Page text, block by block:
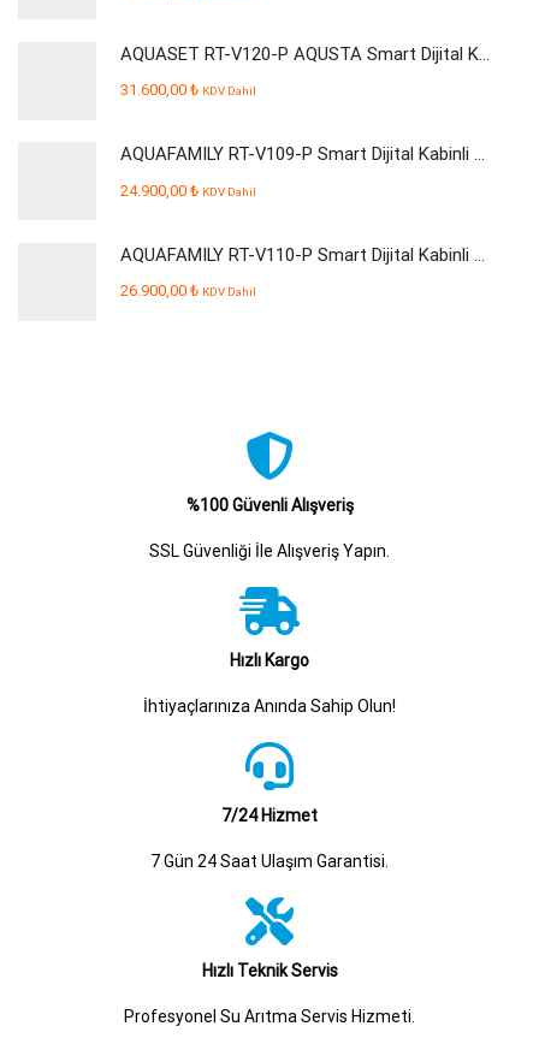
AQUASET RT-V120-P AQUSTA Smart Dijital Kabinli Pompalı Su Arıtma Cihazı
31.600,00 ₺ KDV Dahil
AQUAFAMILY RT-V109-P Smart Dijital Kabinli Pompalı Su Arıtma Cihazı
24.900,00 ₺ KDV Dahil
AQUAFAMILY RT-V110-P Smart Dijital Kabinli Pompalı Su Arıtma Cihazı
26.900,00 ₺ KDV Dahil
%100 Güvenli Alışveriş
SSL Güvenliği İle Alışveriş Yapın.
Hızlı Kargo
İhtiyaçlarınıza Anında Sahip Olun!
7/24 Hizmet
7 Gün 24 Saat Ulaşım Garantisi.
Hızlı Teknik Servis
Profesyonel Su Arıtma Servis Hizmeti.